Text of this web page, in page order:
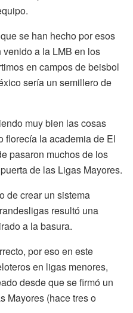
se han hecho por esos
venido a la LMB en los
en campos de beisbol
sería un semillero de
muy bien las cosas
florecía la academia de El
pasaron muchos de los
de las Ligas Mayores.
de crear un sistema
resultó una
a la basura.
por eso en este
en ligas menores,
desde que se firmó un
Mayores (hace tres o